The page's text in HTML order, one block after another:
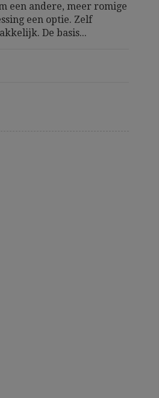
een andere, meer romige
een optie. Zelf
De basis...